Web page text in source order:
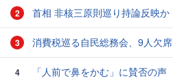
2 首相 非核三原則巡り持論反映か
3 消費税巡る自民総務会、9人欠席
4 「人前で鼻をかむ」に賛否の声